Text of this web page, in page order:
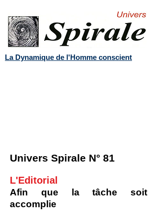
La Dynamique de l'Homme conscient
Univers Spirale N° 81
L'Editorial
Afin que la tâche soit
accomplie